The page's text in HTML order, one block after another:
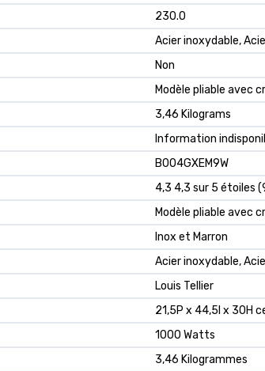
‎230.0
‎Acier inoxydable,
‎Non
‎Modèle pliable avec
‎3,46 Kilograms
‎Information
B004GXEM9W
4,3 4,3 sur 5 étoiles
Modèle pliable avec
Inox et Marron
Acier inoxydable,
Louis Tellier
21,5P x 44,5l x 30H
1000 Watts
3,46 Kilogrammes